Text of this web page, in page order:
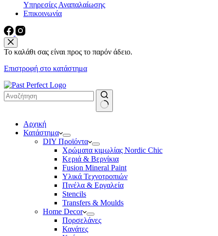
Υπηρεσίες Αναπαλαίωσης
Επικοινωνία
Το καλάθι σας είναι προς το παρόν άδειο.
Επιστροφή στο κατάστημα
results
Αρχική
Κατάστημα
DIY Προϊόντα
Χρώματα κιμωλίας Nordic Chic
Κεριά & Βερνίκια
Fusion Mineral Paint
Υλικά Τεχνοτροπιών
Πινέλα & Εργαλεία
Stencils
Transfers & Moulds
Home Decor
Πορσελάνες
Κανάτες